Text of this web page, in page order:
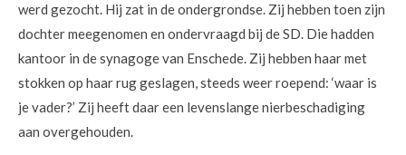
werd gezocht. Hij zat in de ondergrondse. Zij hebben toen zijn
dochter meegenomen en ondervraagd bij de SD. Die hadden
kantoor in de synagoge van Enschede. Zij hebben haar met
stokken op haar rug geslagen, steeds weer roepend: ‘waar is
je vader?’ Zij heeft daar een levenslange nierbeschadiging
aan overgehouden.